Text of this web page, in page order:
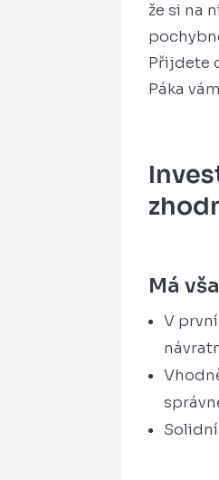
že si na
Přijdete
Páka
Má
V